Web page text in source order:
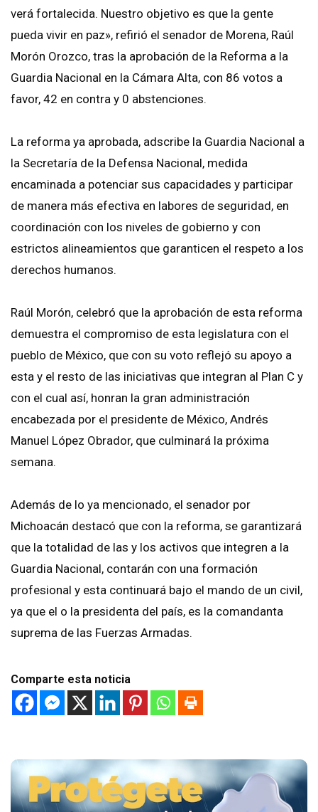
verá fortalecida. Nuestro objetivo es que la gente
pueda vivir en paz», refirió el senador de Morena, Raúl
Morón Orozco, tras la aprobación de la Reforma a la
Guardia Nacional en la Cámara Alta, con 86 votos a
favor, 42 en contra y 0 abstenciones.
La reforma ya aprobada, adscribe la Guardia Nacional a
la Secretaría de la Defensa Nacional, medida
encaminada a potenciar sus capacidades y participar
de manera más efectiva en labores de seguridad, en
coordinación con los niveles de gobierno y con
estrictos alineamientos que garanticen el respeto a los
derechos humanos.
Raúl Morón, celebró que la aprobación de esta reforma
demuestra el compromiso de esta legislatura con el
pueblo de México, que con su voto reflejó su apoyo a
esta y el resto de las iniciativas que integran al Plan C y
con el cual así, honran la gran administración
encabezada por el presidente de México, Andrés
Manuel López Obrador, que culminará la próxima
semana.
Además de lo ya mencionado, el senador por
Michoacán destacó que con la reforma, se garantizará
que la totalidad de las y los activos que integren a la
Guardia Nacional, contarán con una formación
profesional y esta continuará bajo el mando de un civil,
ya que el o la presidenta del país, es la comandanta
suprema de las Fuerzas Armadas.
Comparte esta noticia